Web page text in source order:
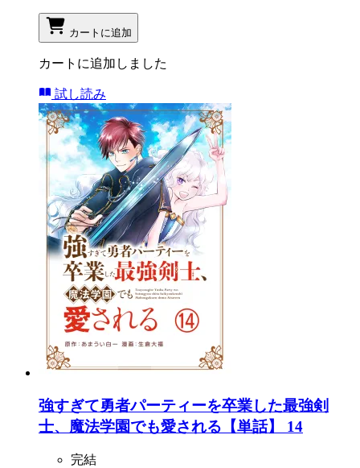
カートに追加
カートに追加しました
試し読み
強すぎて勇者パーティーを卒業した最強剣
士、魔法学園でも愛される【単話】 14
完結